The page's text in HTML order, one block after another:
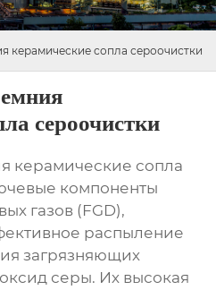
керамические сопла сероочистки
сероочистки
керамические сопла
компоненты
газов (FGD),
распыление
загрязняющих
серы. Их высокая